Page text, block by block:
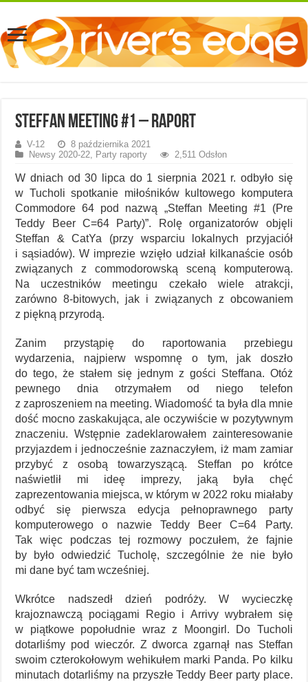
Steffan Meeting #1 – raport
V-12
8 października 2021
Newsy 2020-22, Party raporty 2,511 Odsłon
W dniach od 30 lipca do 1 sierpnia 2021 r. odbyło się
w Tucholi spotkanie miłośników kultowego komputera
Commodore 64 pod nazwą „Steffan Meeting #1 (Pre
Teddy Beer C=64 Party)”. Rolę organizatorów objęli
Steffan & CatYa (przy wsparciu lokalnych przyjaciół
i sąsiadów). W imprezie wzięło udział kilkanaście osób
związanych z commodorowską sceną komputerową.
Na uczestników meetingu czekało wiele atrakcji,
zarówno 8-bitowych, jak i związanych z obcowaniem
z piękną przyrodą.
Zanim przystąpię do raportowania przebiegu
wydarzenia, najpierw wspomnę o tym, jak doszło
do tego, że stałem się jednym z gości Steffana. Otóż
pewnego dnia otrzymałem od niego telefon
z zaproszeniem na meeting. Wiadomość ta była dla mnie
dość mocno zaskakująca, ale oczywiście w pozytywnym
znaczeniu. Wstępnie zadeklarowałem zainteresowanie
przyjazdem i jednocześnie zaznaczyłem, iż mam zamiar
przybyć z osobą towarzyszącą. Steffan po krótce
naświetlił mi ideę imprezy, jaką była chęć
zaprezentowania miejsca, w którym w 2022 roku miałaby
odbyć się pierwsza edycja pełnoprawnego party
komputerowego o nazwie Teddy Beer C=64 Party.
Tak więc podczas tej rozmowy poczułem, że fajnie
by było odwiedzić Tucholę, szczególnie że nie było
mi dane być tam wcześniej.
Wkrótce nadszedł dzień podróży. W wycieczkę
krajoznawczą pociągami Regio i Arrivy wybrałem się
w piątkowe popołudnie wraz z Moongirl. Do Tucholi
dotarliśmy pod wieczór. Z dworca zgarnął nas Steffan
swoim czterokołowym wehikułem marki Panda. Po kilku
minutach dotarliśmy na przyszłe Teddy Beer party place.